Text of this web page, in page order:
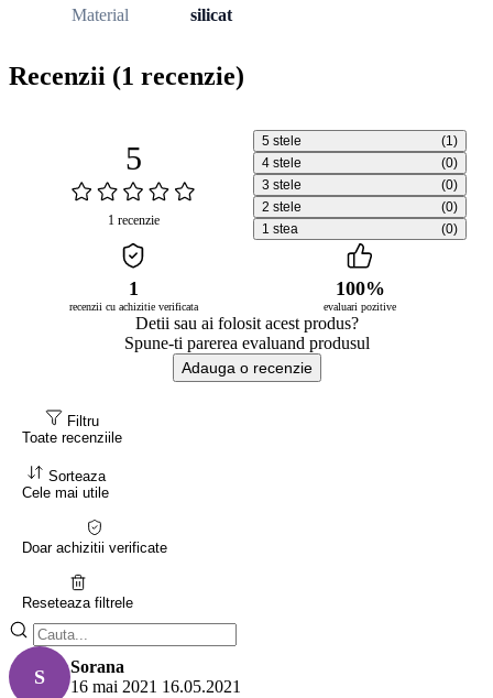
Material silicat
Recenzii (1 recenzie)
5
1 recenzie
5 stele
(1)
4 stele
(0)
3 stele
(0)
2 stele
(0)
1 stea
(0)
1
recenzii cu achizitie verificata
100%
evaluari pozitive
Detii sau ai folosit acest produs?
Spune-ti parerea evaluand produsul
Adauga o recenzie
Filtru
Toate recenziile
Sorteaza
Cele mai utile
Doar achizitii verificate
Reseteaza filtrele
S
Sorana
16 mai 2021 16.05.2021